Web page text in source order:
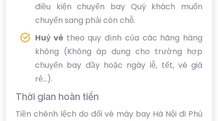
điều kiện chuyến bay Quý khách muốn
chuyển sang phải còn chỗ.
Huỷ vétheo quy định của các hãng hàng
không (Không áp dụng cho trường hợp
chuyến bay đầy hoặc ngày lễ, tết, vé giá
rẻ...).
Thời gian hoàn tiền
Tiền chênh lệch do đổi vé máy bay Hà Nội đi Phú